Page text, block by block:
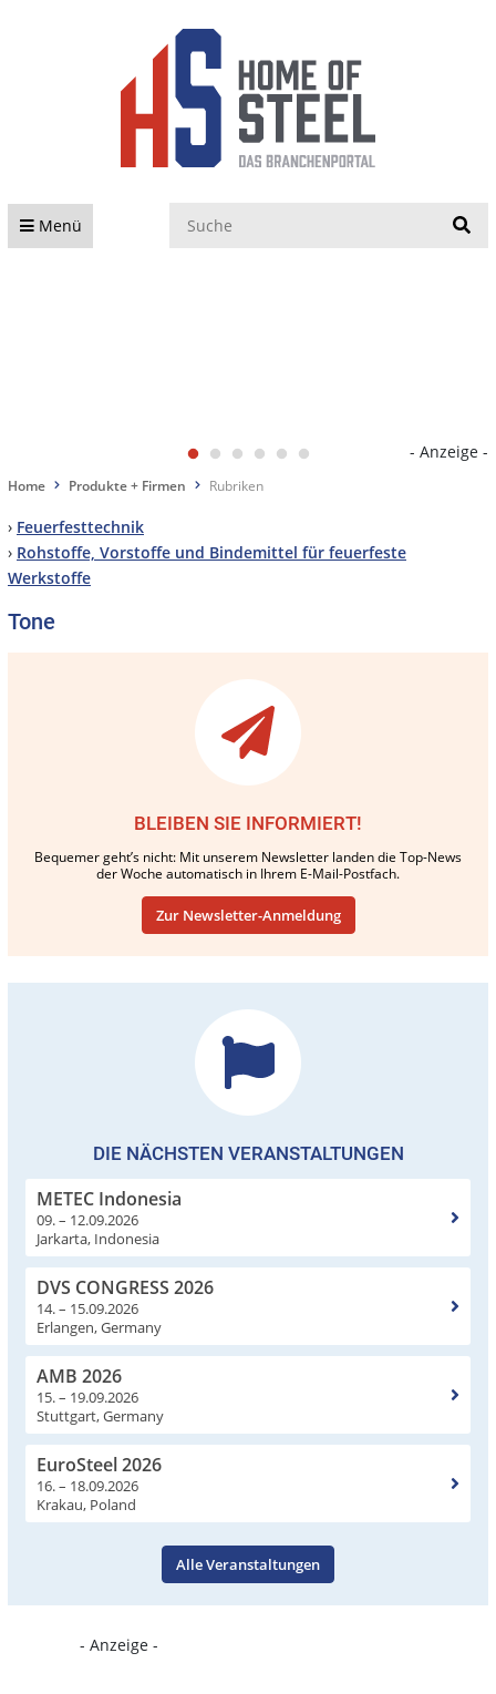
Menü
- Anzeige -
Home Produkte + Firmen Rubriken
› Feuerfesttechnik
› Rohstoffe, Vorstoffe und Bindemittel für feuerfeste
Werkstoffe
Tone
BLEIBEN SIE INFORMIERT!
Bequemer geht’s nicht: Mit unserem Newsletter landen die Top-News
der Woche automatisch in Ihrem E-Mail-Postfach.
Zur Newsletter-Anmeldung
DIE NÄCHSTEN VERANSTALTUNGEN
METEC Indonesia
09. – 12.09.2026
Jarkarta, Indonesia
DVS CONGRESS 2026
14. – 15.09.2026
Erlangen, Germany
AMB 2026
15. – 19.09.2026
Stuttgart, Germany
EuroSteel 2026
16. – 18.09.2026
Krakau, Poland
Alle Veranstaltungen
- Anzeige -